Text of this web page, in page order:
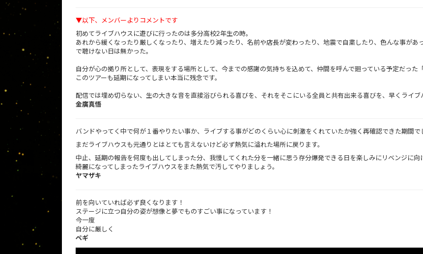
▼以下、メンバーよりコメントです
初めてライブハウスに遊びに行ったのは多分高校2年生の時。
あれから緩くなったり厳しくなったり、増えたり減ったり、名前や店長が変わったり、地震で自粛したり、色んな事が
で聴けない日は無かった。
自分が心の拠り所として、表現をする場所として、今までの感謝の気持ちを込めて、仲間を呼んで廻っている予定だった
このツアーも延期になってしまい本当に残念です。
配信では埋め切らない、生の大きな音を直接浴びられる喜びを、それをそこにいる全員と共有出来る喜びを、早くライブ
金廣真悟
バンドやってく中で何が１番やりたい事か、ライブする事がどのくらい心に刺激をくれていたか強く再確認できた期間で
まだライブハウスも元通りとはとても言えないけど必ず熱気に溢れた場所に戻ります。
中止、延期の報告を何度も出してしまった分、我慢してくれた分を一緒に思う存分爆発できる日を楽しみにリベンジに向
綺麗になってしまったライブハウスをまた熱気で汚してやりましょう。
ヤマザキ
前を向いていれば必ず良くなります！
ステージに立つ自分の姿が想像と夢でものすごい事になっています！
今一度
自分に厳しく
ペギ